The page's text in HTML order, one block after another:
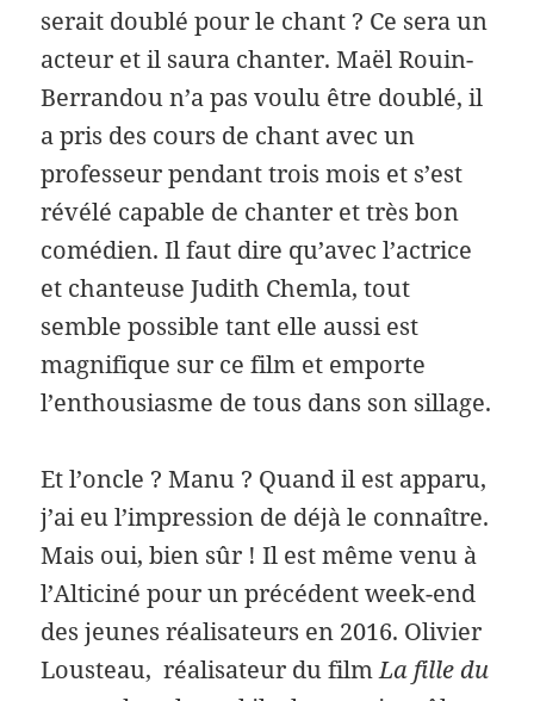
serait doublé pour le chant ? Ce sera un
acteur et il saura chanter. Maël Rouin-
Berrandou n’a pas voulu être doublé, il
a pris des cours de chant avec un
professeur pendant trois mois et s’est
révélé capable de chanter et très bon
comédien. Il faut dire qu’avec l’actrice
et chanteuse Judith Chemla, tout
semble possible tant elle aussi est
magnifique sur ce film et emporte
l’enthousiasme de tous dans son sillage.
Et l’oncle ? Manu ? Quand il est apparu,
j’ai eu l’impression de déjà le connaître.
Mais oui, bien sûr ! Il est même venu à
l’Alticiné pour un précédent week-end
des jeunes réalisateurs en 2016. Olivier
Lousteau, réalisateur du filmLa fille du